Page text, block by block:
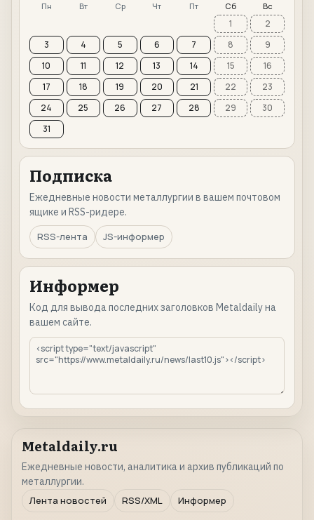
Пн Вт Ср Чт Пт Сб Вс
1
2
3
4 5 6 7 8
9
10
11 12 13 14 15
16
17
18 19 20 21 22
23
24
25 26 27 28 29
30
31
Подписка
Ежедневные новости металлургии в вашем почтовом
ящике и RSS-ридере.
RSS-лента
JS-информер
Информер
Код для вывода последних заголовков Metaldaily на
вашем сайте.
Metaldaily.ru
Ежедневные новости, аналитика и архив публикаций по
металлургии.
Лента новостей
RSS/XML Информер